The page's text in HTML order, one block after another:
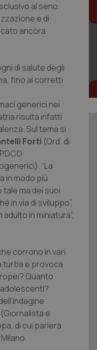
al seno.
e di
ancora
di salute degli
fino ai corretti
generici nei
risulta infatti
Sul tema si
Forti (Ord. di
“La
in modo più
ma dei suoi
in via di sviluppo”,
in miniatura”,
corrono in vari
turba e provoca
Quanto
(Giornalista e
di cui parlerà